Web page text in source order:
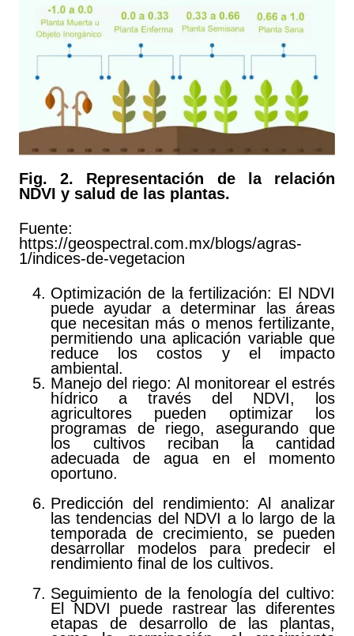
Fig. 2. Representación de la relación
NDVI y salud de las plantas.
Fuente:
https://geospectral.com.mx/blogs/agras-
1/indices-de-vegetacion
Optimización de la fertilización: El NDVI
puede ayudar a determinar las áreas
que necesitan más o menos fertilizante,
permitiendo una aplicación variable que
reduce los costos y el impacto
ambiental.
Manejo del riego: Al monitorear el estrés
hídrico a través del NDVI, los
agricultores pueden optimizar los
programas de riego, asegurando que
los cultivos reciban la cantidad
adecuada de agua en el momento
oportuno.
Predicción del rendimiento: Al analizar
las tendencias del NDVI a lo largo de la
temporada de crecimiento, se pueden
desarrollar modelos para predecir el
rendimiento final de los cultivos.
Seguimiento de la fenología del cultivo:
El NDVI puede rastrear las diferentes
etapas de desarrollo de las plantas,